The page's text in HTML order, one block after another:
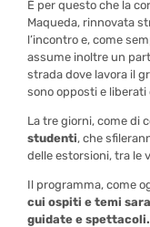
È per questo che la
Maqueda, rinnovata
l’incontro e, come
assume inoltre un
strada dove lavora il
sono opposti e
La tre giorni, come di
studenti, che
delle estorsioni, tra le
Il programma, come
cui ospiti e temi
guidate e spettacoli.